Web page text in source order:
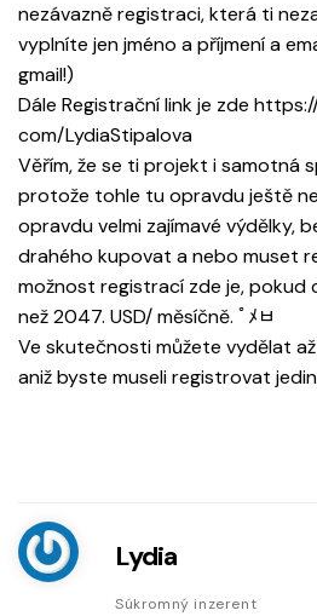
nezávazně registraci, která ti
vyplníte jen jméno a příjmení a
gmail!)
Dále Registrační link je zde
com/LydiaStipalova
Věřím, že se ti projekt i samotná
protože tohle tu opravdu ještě
opravdu velmi zajímavé výdělky,
drahého kupovat a nebo muset
možnost registrací zde je, pokud
než 2047. USD/ měsíčně. ﾟﾒﾲ
Ve skutečnosti můžete vydělat
aniž byste museli registrovat
Lydia
Súkromný inzerent